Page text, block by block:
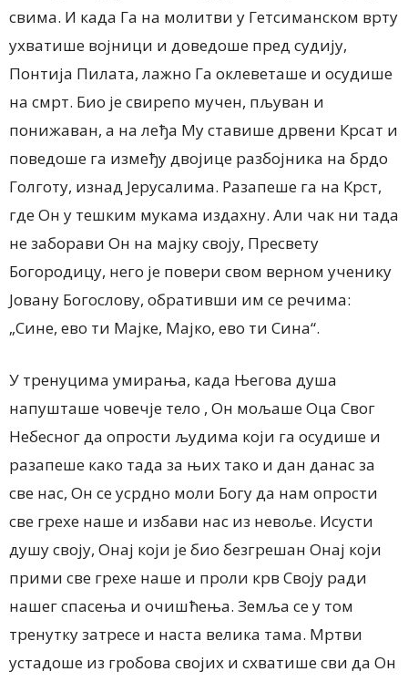
свима. И када Га на молитви у Гетсиманском врту
ухватише војници и доведоше пред судију,
Понтија Пилата, лажно Га оклеветаше и осудише
на смрт. Био је свирепо мучен, пљуван и
понижаван, а на леђа Му ставише дрвени Крсат и
поведоше га између двојице разбојника на брдо
Голготу, изнад Јерусалима. Разапеше га на Крст,
где Он у тешким мукама издахну. Али чак ни тада
не заборави Он на мајку своју, Пресвету
Богородицу, него је повери свом верном ученику
Јовану Богослову, обративши им се речима:
„Сине, ево ти Мајке, Мајко, ево ти Сина“.
У тренуцима умирања, када Његова душа
напушташе човечје тело , Он мољаше Оца Свог
Небесног да опрости људима који га осудише и
разапеше како тада за њих тако и дан данас за
све нас, Он се усрдно моли Богу да нам опрости
све грехе наше и избави нас из невоље. Исусти
душу своју, Онај који је био безгрешан Онај који
прими све грехе наше и проли крв Своју ради
нашег спасења и очишћења. Земља се у том
тренутку затресе и наста велика тама. Мртви
устадоше из гробова својих и схватише сви да Он